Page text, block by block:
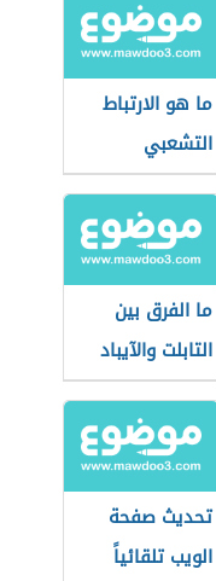
ما هو الارتباط
التشعبي
ما الفرق بين
التابلت والآيباد
تحديث صفحة
الويب تلقائياً